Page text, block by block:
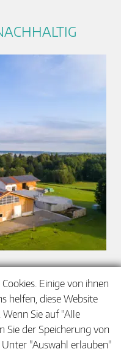
für die
Land- und
das sind und welche
erfahren Sie hier.
Einige von ihnen
helfen, diese Website
Sie auf "Alle
Sie der Speicherung von
Unter "Auswahl erlauben"